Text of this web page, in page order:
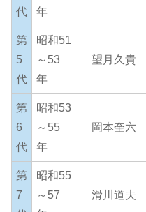
代
年
第
5
代
昭和51
～53
年
望月久貴
第
6
代
昭和53
～55
年
岡本奎六
第
7
昭和55
～57
滑川道夫